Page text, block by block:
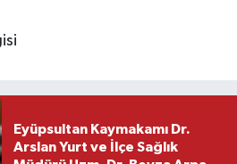
Eyüpsultan Kaymakamı Dr.
Arslan Yurt ve İlçe Sağlık